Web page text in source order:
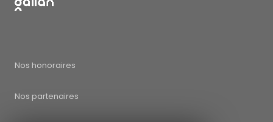
Nos honoraires
Nos partenaires